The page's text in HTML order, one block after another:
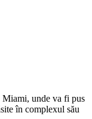
unde va fi pus
în complexul său